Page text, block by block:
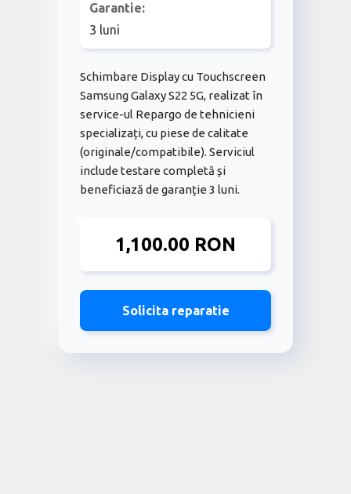
Garantie:
3 luni
Schimbare Display cu Touchscreen
Samsung Galaxy S22 5G, realizat în
service-ul Repargo de tehnicieni
specializați, cu piese de calitate
(originale/compatibile). Serviciul
include testare completă și
beneficiază de garanție 3 luni.
1,100.00 RON
Solicita reparatie